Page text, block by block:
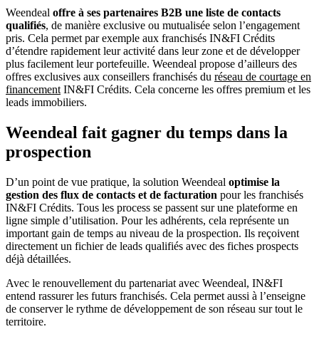
Weendeal offre à ses partenaires B2B une liste de contacts
qualifiés, de manière exclusive ou mutualisée selon l’engagement
pris. Cela permet par exemple aux franchisés IN&FI Crédits
d’étendre rapidement leur activité dans leur zone et de développer
plus facilement leur portefeuille. Weendeal propose d’ailleurs des
offres exclusives aux conseillers franchisés du réseau de courtage en
financement IN&FI Crédits. Cela concerne les offres premium et les
leads immobiliers.
Weendeal fait gagner du temps dans la
prospection
D’un point de vue pratique, la solution Weendeal optimise la
gestion des flux de contacts et de facturation pour les franchisés
IN&FI Crédits. Tous les process se passent sur une plateforme en
ligne simple d’utilisation. Pour les adhérents, cela représente un
important gain de temps au niveau de la prospection. Ils reçoivent
directement un fichier de leads qualifiés avec des fiches prospects
déjà détaillées.
Avec le renouvellement du partenariat avec Weendeal, IN&FI
entend rassurer les futurs franchisés. Cela permet aussi à l’enseigne
de conserver le rythme de développement de son réseau sur tout le
territoire.